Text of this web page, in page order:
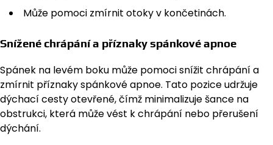
Může pomoci zmírnit otoky v končetinách.
Snížené chrápání a příznaky spánkové apnoe
Spánek na levém boku může pomoci snížit chrápání a
zmírnit příznaky spánkové apnoe. Tato pozice udržuje
dýchací cesty otevřené, čímž minimalizuje šance na
obstrukci, která může vést k chrápání nebo přerušení
dýchání.